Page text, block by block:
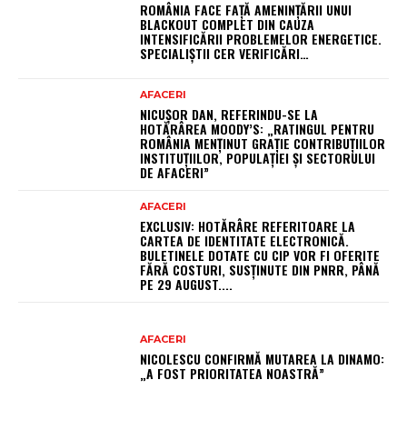
ROMÂNIA FACE FAȚĂ AMENINȚĂRII UNUI
BLACKOUT COMPLET DIN CAUZA
INTENSIFICĂRII PROBLEMELOR ENERGETICE.
SPECIALIȘTII CER VERIFICĂRI…
AFACERI
NICUȘOR DAN, REFERINDU-SE LA
HOTĂRÂREA MOODY’S: „RATINGUL PENTRU
ROMÂNIA MENȚINUT GRAȚIE CONTRIBUȚIILOR
INSTITUȚIILOR, POPULAȚIEI ȘI SECTORULUI
DE AFACERI”
AFACERI
EXCLUSIV: HOTĂRÂRE REFERITOARE LA
CARTEA DE IDENTITATE ELECTRONICĂ.
BULETINELE DOTATE CU CIP VOR FI OFERITE
FĂRĂ COSTURI, SUSȚINUTE DIN PNRR, PÂNĂ
PE 29 AUGUST....
AFACERI
NICOLESCU CONFIRMĂ MUTAREA LA DINAMO:
„A FOST PRIORITATEA NOASTRĂ”